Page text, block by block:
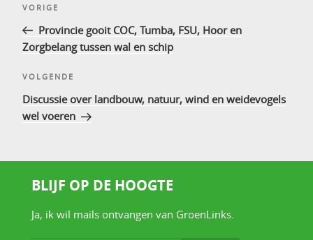
Vorig
bericht
VORIGE
Provincie gooit COC, Tumba, FSU, Hoor en
Zorgbelang tussen wal en schip
Volgend
bericht
VOLGENDE
Discussie over landbouw, natuur, wind en weidevogels
wel voeren
BLIJF OP DE HOOGTE
Ja, ik wil mails ontvangen van GroenLinks.